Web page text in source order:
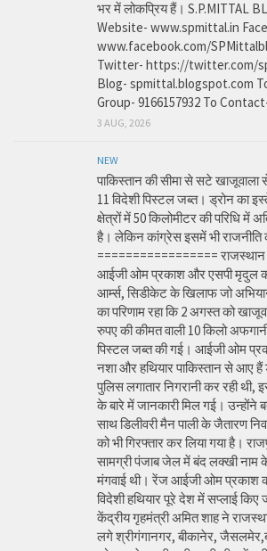
भर में लोकप्रिय हैं। S.P.MITTAL
Website- www.spmittal.in
www.facebook.com/
Twitter- https://twitter.com/
Blog- spmittal.blogspot.com
Group- 9166157932 To
3 AUG, 2026
NEW
पाकिस्तान की सीमा से सटे
11 विदेशी पिस्टल जब्त। ड्रोन का
क्षेत्रों में 50 किलोमीटर की परिधि में
है। लेकिन कांग्रेस इसमें भी राजनीति
================= राजस्थान
आईजी ओम प्रकाश और एसपी मृदुल
आर्म्स, सिडीकेट के खिलाफ जो
का परिणाम रहा कि 2 अगस्त को
रुपए की कीमत वाली 10 किलो
पिस्टल जब्त की गई। आईजी ओम
नशा और हथियार पाकिस्तान से आए हैं
पुलिस लगातार निगरानी कर रही थी,
के बारे में जानकारी मिल गई। उन्होंने
साथ डिलीवरी मैन पाली के जैतारण
को भी गिरफ्तार कर लिया गया है।
सामग्री पंजाब जेल में बंद लक्खी नाम
मंगवाई थी। रेंज आईजी ओम प्रकाश
विदेशी हथियार पूरे देश में सप्लाई
केंद्रीय गृहमंत्री अमित शाह ने
लगे श्रीगंगानगर, बीकानेर,